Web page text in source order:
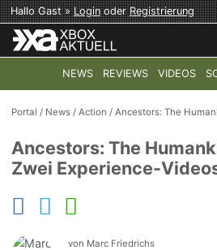
Hallo Gast »LoginoderRegistrierung
NEWS REVIEWS VIDEOS
TOP-THEMEN: COD: MODERN
Portal / News /Action /Ancestors: The
Ancestors: The
Zwei Experience-
von Marc Friedrichs